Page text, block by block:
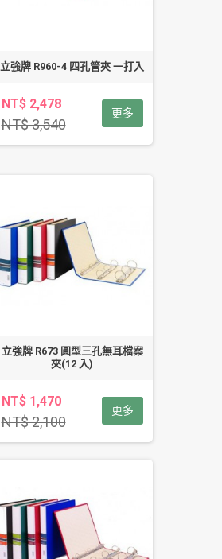
立強牌 R960-4 四孔管夾 一打入
NT$ 2,478
NT$ 3,540
更多
立強牌 R673 圓型三孔無耳檔案
夾(12 入)
NT$ 1,470
NT$ 2,100
更多